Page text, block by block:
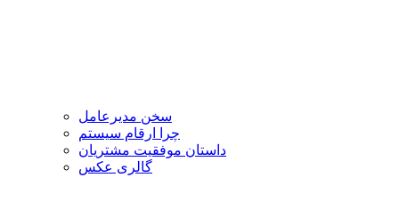
سخن مدیرعامل
چرا ارقام سیستم
داستان موفقیت مشتریان
گالری عکس